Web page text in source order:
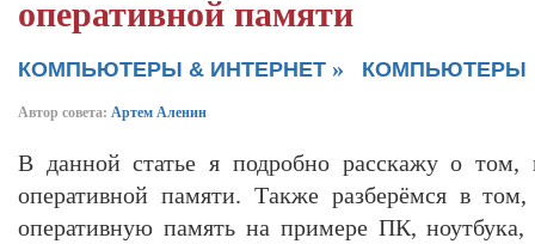
оперативной памяти
КОМПЬЮТЕРЫ & ИНТЕРНЕТ » КОМПЬЮТЕРЫ
Автор совета: Артем Аленин
В данной статье я подробно расскажу о том,
оперативной памяти. Также разберёмся в
оперативную память на примере ПК,